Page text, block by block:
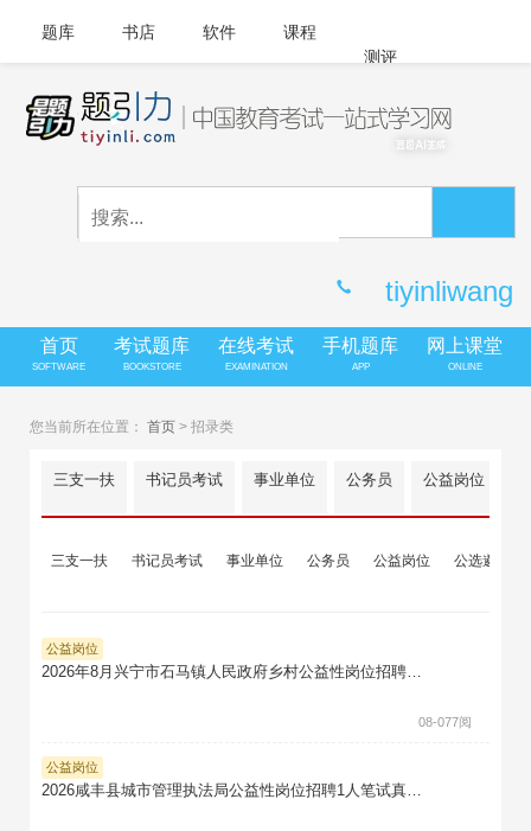
题库 书店 软件
课程
测评
APP下载
tiyinliwang
首页
SOFTWARE
考试题库
BOOKSTORE
在线考试
EXAMINATION
手机题库
APP
网上课堂
ONLINE
您当前所在位置： 首页 > 招录类
三支一扶 书记员考试 事业单位 公务员 公益岗位
三支一扶 书记员考试 事业单位 公务员 公益岗位 公选遴选
公益岗位
7阅
08-07
公益岗位